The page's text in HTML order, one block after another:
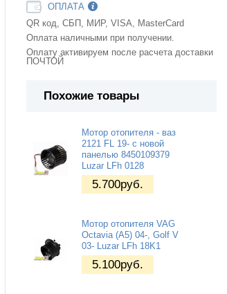
ОПЛАТА
QR код, СБП, МИР, VISA, MasterCard
Оплата наличными при получении.
Оплату активируем после расчета доставки
ПОЧТОЙ
Похожие товары
Мотор отопителя - ваз
2121 FL 19- с новой
панелью 8450109379
Luzar LFh 0128
5.700руб.
Мотор отопителя VAG
Octavia (A5) 04-, Golf V
03- Luzar LFh 18K1
5.100руб.